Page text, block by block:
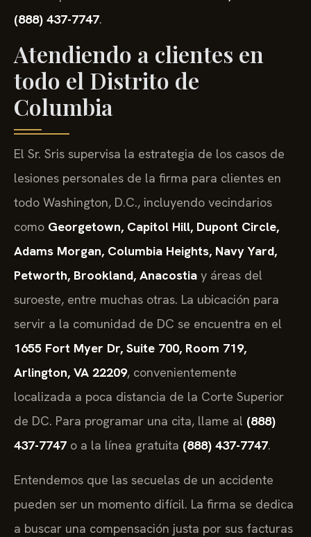
(888) 437-7747.
Atendiendo a clientes en
todo el Distrito de
Columbia
El Sr. Sris supervisa la estrategia de los casos de
lesiones personales de la firma para clientes en
todo Washington, D.C., incluyendo vecindarios
como Georgetown, Capitol Hill, Dupont Circle,
Adams Morgan, Columbia Heights, Navy Yard,
Petworth, Brookland, Anacostia y áreas del
suroeste, entre muchas otras. La ubicación para
servir a la comunidad de DC se encuentra en el
1655 Fort Myer Dr, Suite 700, Room 719,
Arlington, VA 22209, convenientemente
localizada a poca distancia de la Corte Superior
de DC. Para programar una cita, llame al (888)
437-7747 o a la línea gratuita (888) 437-7747.
Entendemos que las secuelas de un accidente
pueden ser un momento difícil. La firma se dedica
a buscar una compensación justa por sus facturas